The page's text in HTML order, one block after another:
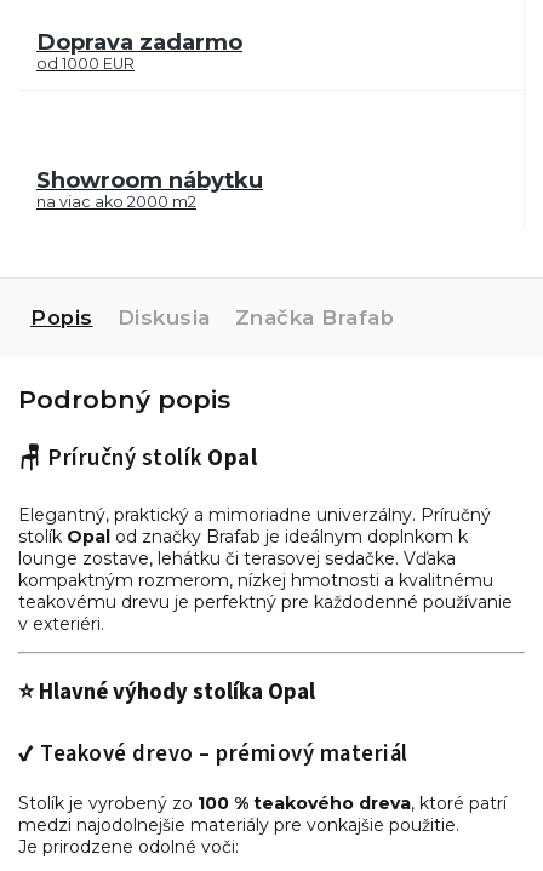
Doprava zadarmo
od 1000 EUR
Showroom nábytku
na viac ako 2000 m2
Popis Diskusia Značka Brafab
Podrobný popis
🪑 Príručný stolík Opal
Elegantný, praktický a mimoriadne univerzálny. Príručný
stolík Opal od značky Brafab je ideálnym doplnkom k
lounge zostave, lehátku či terasovej sedačke. Vďaka
kompaktným rozmerom, nízkej hmotnosti a kvalitnému
teakovému drevu je perfektný pre každodenné používanie
v exteriéri.
⭐ Hlavné výhody stolíka Opal
✔ Teakové drevo – prémiový materiál
Stolík je vyrobený zo 100 % teakového dreva, ktoré patrí
medzi najodolnejšie materiály pre vonkajšie použitie.
Je prirodzene odolné voči: